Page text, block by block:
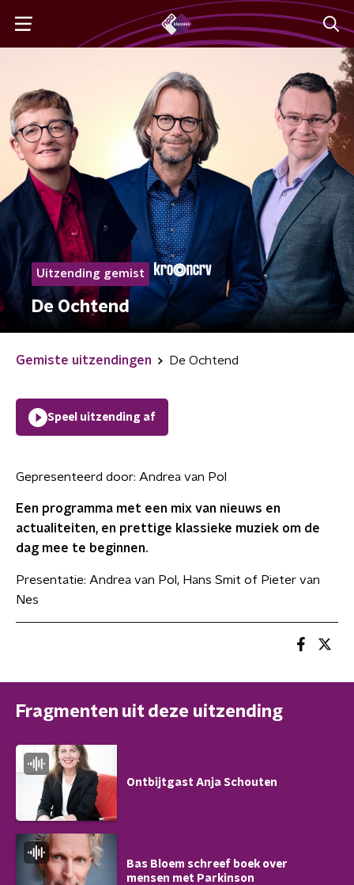
Uitzending gemist
De Ochtend
Gemiste uitzendingen De Ochtend
Speel uitzending af
Gepresenteerd door: Andrea van Pol
Een programma met een mix van nieuws en
actualiteiten, en prettige klassieke muziek om de
dag mee te beginnen.
Presentatie: Andrea van Pol, Hans Smit of Pieter van
Nes
Fragmenten uit deze uitzending
Ontbijtgast Anja Schouten
Bas Bloem schreef boek over
mensen met Parkinson